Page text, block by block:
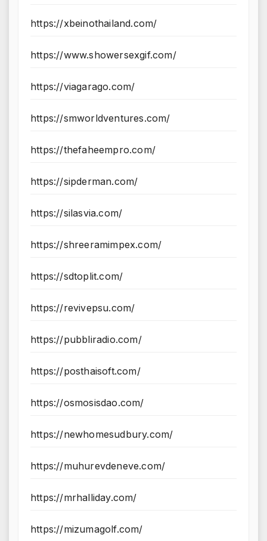
https://xbeinothailand.com/
https://www.showersexgif.com/
https://viagarago.com/
https://smworldventures.com/
https://thefaheempro.com/
https://sipderman.com/
https://silasvia.com/
https://shreeramimpex.com/
https://sdtoplit.com/
https://revivepsu.com/
https://pubbliradio.com/
https://posthaisoft.com/
https://osmosisdao.com/
https://newhomesudbury.com/
https://muhurevdeneve.com/
https://mrhalliday.com/
https://mizumagolf.com/